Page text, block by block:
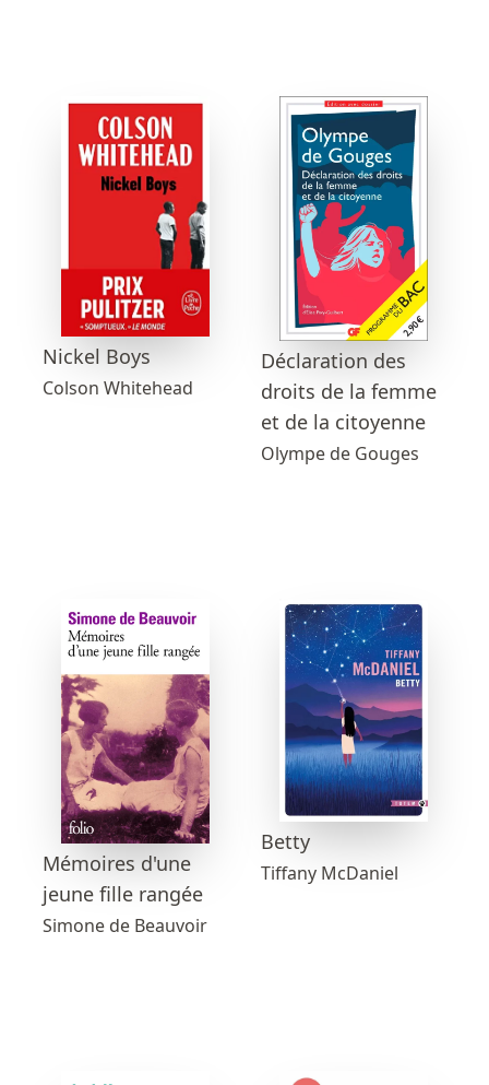
Nickel Boys
Colson Whitehead
Déclaration des
droits de la femme
et de la citoyenne
Olympe de Gouges
Mémoires d'une
jeune fille rangée
Simone de Beauvoir
Betty
Tiffany McDaniel